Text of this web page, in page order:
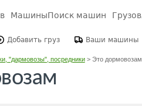
МашиныПоиск машин
Добавить груз Ваши машины
"дармовозы", посредники> Это дормовозам